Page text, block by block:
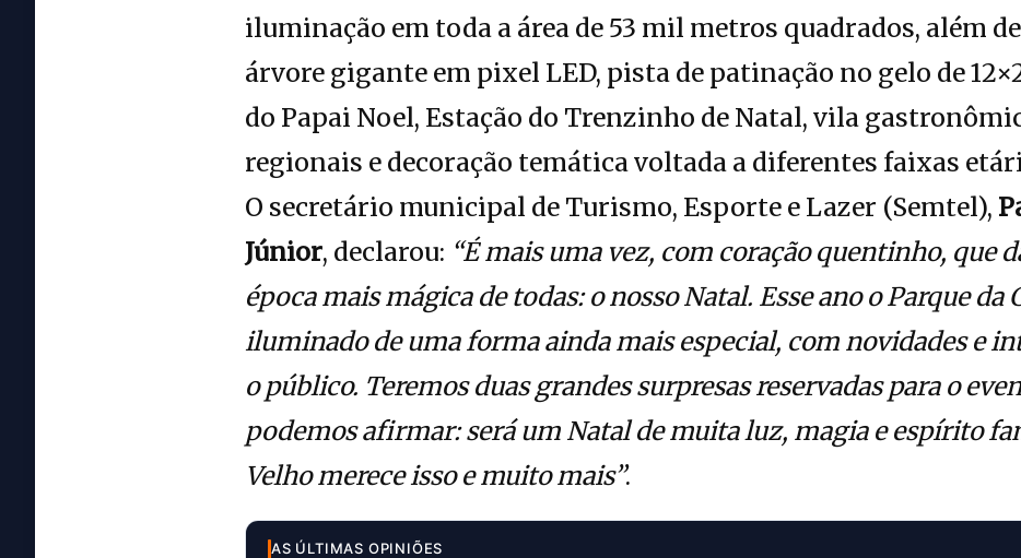
iluminação em toda a área de 53 mil metros quadrados, além
árvore gigante em pixel LED, pista de patinação no gelo de
do Papai Noel, Estação do Trenzinho de Natal, vila
regionais e decoração temática voltada a diferentes faixas
O secretário municipal de Turismo, Esporte e Lazer (Semtel),
Júnior, declarou: “É mais uma vez, com coração quentinho, que
época mais mágica de todas: o nosso Natal. Esse ano o Parque da
iluminado de uma forma ainda mais especial, com novidades e
o público. Teremos duas grandes surpresas reservadas para o
podemos afirmar: será um Natal de muita luz, magia e espírito
Velho merece isso e muito mais”.
AS ÚLTIMAS OPINIÕES